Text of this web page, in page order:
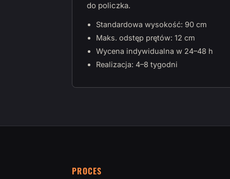
do policzka.
Standardowa wysokość: 90 cm
Maks. odstęp prętów: 12 cm
Wycena indywidualna w 24–48 h
Realizacja: 4–8 tygodni
PROCES